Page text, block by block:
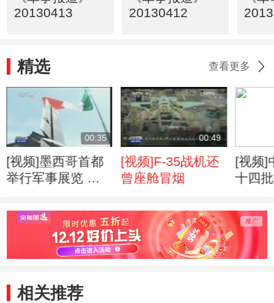
20130413
20130412
精选 查看更多
00:35
[视频]墨西哥首都
举行军事展览 庆
00:49
[视频]F-35战机还
曾座舱冒烟
[视频]
十四
相关推荐